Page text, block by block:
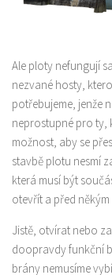
Ale ploty nefungují
nezvané hosty,
potřebujeme, jenže
neprostupné pro ty,
možnost, aby se
stavbě plotu nesmí
která musí být
otevřít a před
Jistě, otvírat nebo
doopravdy funkční
brány nemusíme